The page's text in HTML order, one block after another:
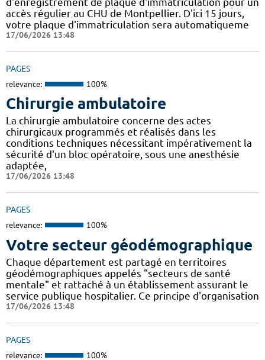
accès régulier au CHU de Montpellier. D'ici 15 jours,
votre plaque d'immatriculation sera automatiqueme
17/06/2026 13:48
PAGES
relevance: 100%
Chirurgie ambulatoire
La chirurgie ambulatoire concerne des actes
chirurgicaux programmés et réalisés dans les
conditions techniques nécessitant impérativement la
sécurité d'un bloc opératoire, sous une anesthésie
adaptée,
17/06/2026 13:48
PAGES
relevance: 100%
Votre secteur géodémographique
Chaque département est partagé en territoires
géodémographiques appelés "secteurs de santé
mentale" et rattaché à un établissement assurant le
service publique hospitalier. Ce principe d'organisation
17/06/2026 13:48
PAGES
relevance: 100%